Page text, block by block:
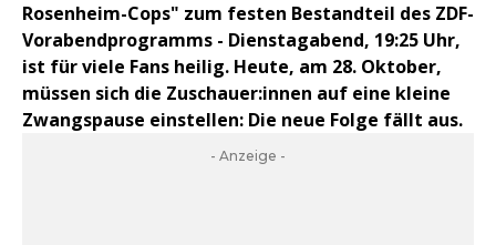
Rosenheim-Cops" zum festen Bestandteil des ZDF-
Vorabendprogramms - Dienstagabend, 19:25 Uhr,
ist für viele Fans heilig. Heute, am 28. Oktober,
müssen sich die Zuschauer:innen auf eine kleine
Zwangspause einstellen: Die neue Folge fällt aus.
- Anzeige -